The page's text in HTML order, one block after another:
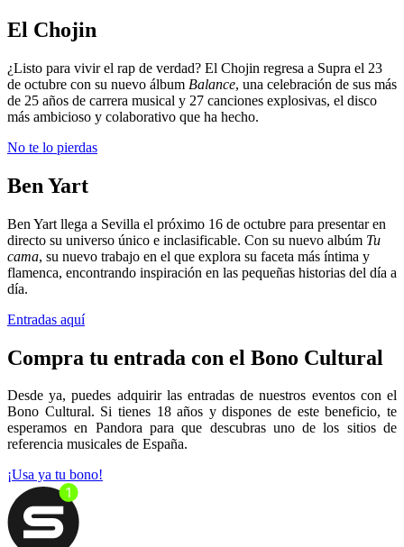
El Chojin
¿Listo para vivir el rap de verdad? El Chojin regresa a Supra el 23
de octubre con su nuevo álbum Balance, una celebración de sus más
de 25 años de carrera musical y 27 canciones explosivas, el disco
más ambicioso y colaborativo que ha hecho.
No te lo pierdas
Ben Yart
Ben Yart llega a Sevilla el próximo 16 de octubre para presentar en
directo su universo único e inclasificable. Con su nuevo albúm Tu
cama, su nuevo trabajo en el que explora su faceta más íntima y
flamenca, encontrando inspiración en las pequeñas historias del día a
día.
Entradas aquí
Compra tu entrada con el Bono Cultural
Desde ya, puedes adquirir las entradas de nuestros eventos con el
Bono Cultural. Si tienes 18 años y dispones de este beneficio, te
esperamos en Pandora para que descubras uno de los sitios de
referencia musicales de España.
¡Usa ya tu bono!